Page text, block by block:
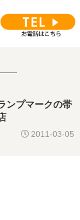
ンプマークの帯
2011-03-05